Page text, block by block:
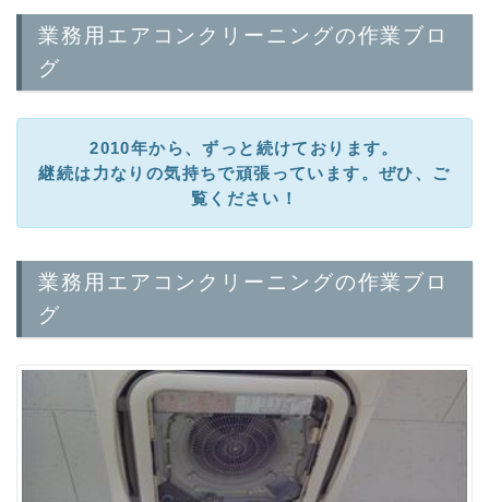
業務用エアコンクリーニングの作業ブロ
グ
2010年から、ずっと続けております。
継続は力なりの気持ちで頑張っています。ぜひ、ご
覧ください！
業務用エアコンクリーニングの作業ブロ
グ